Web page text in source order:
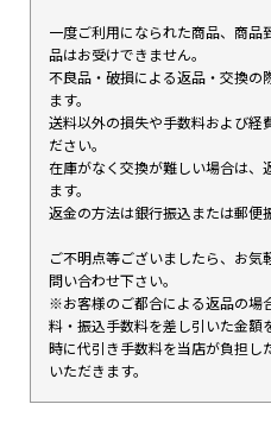
一度ご利用になられた商品、商品
品はお受けできません。
不良品・破損による返品・交換の
ます。
送料以外の損失や手数料および経
ださい。
在庫がなく交換が難しい場合は、
ます。
返金の方法は銀行振込または郵便
ご不明点等ございましたら、お気
問い合わせ下さい。
※お客様のご都合による返品の場
料・振込手数料を差し引いた金額
時に代引き手数料を当店が負担し
いただきます。